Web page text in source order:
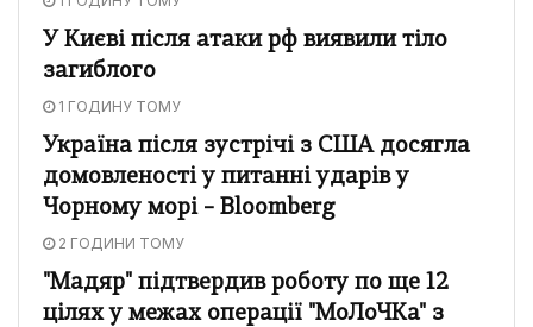
У Києві після атаки рф виявили тіло
загиблого
1 ГОДИНУ ТОМУ
Україна після зустрічі з США досягла
домовленості у питанні ударів у
Чорному морі – Bloomberg
2 ГОДИНИ ТОМУ
"Мадяр" підтвердив роботу по ще 12
цілях у межах операції "МоЛоЧКа" з